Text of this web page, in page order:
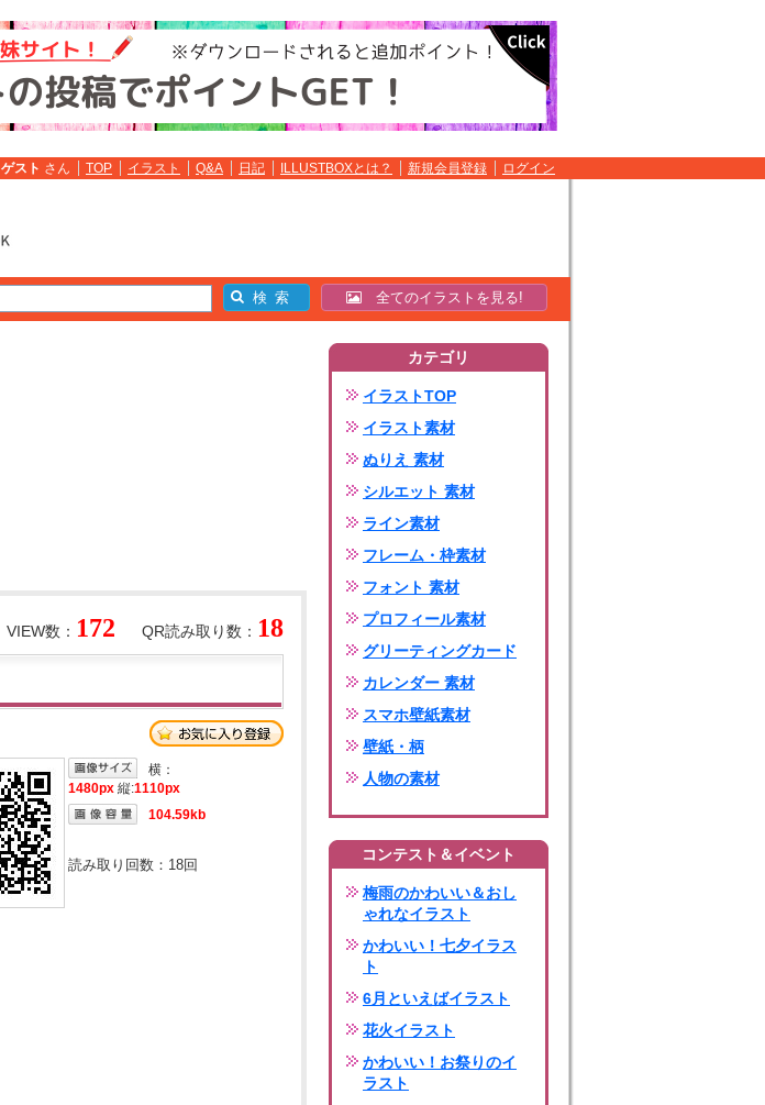
ゲスト さん TOP イラスト Q&A 日記 ILLUSTBOXとは？ 新規会員登録 ログイン
全てのイラストを見る!
QR読み取り数： 18
VIEW数： 172
横：
1480px 縦:1110px
104.59kb
読み取り回数： 18回
カテゴリ
イラストTOP
イラスト素材
ぬりえ 素材
シルエット 素材
ライン素材
フレーム・枠素材
フォント 素材
プロフィール素材
グリーティングカード
カレンダー 素材
スマホ壁紙素材
壁紙・柄
人物の素材
コンテスト＆イベント
梅雨のかわいい＆おし
ゃれなイラスト
かわいい！七夕イラス
ト
6月といえばイラスト
花火イラスト
かわいい！お祭りのイ
ラスト